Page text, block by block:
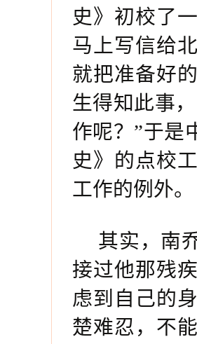
史》初校了
马上写信给
就把准备好
生得知此事
作呢？”于是
史》的点校
工作的例外。
其实，南
接过他那残
虑到自己的
楚难忍，不